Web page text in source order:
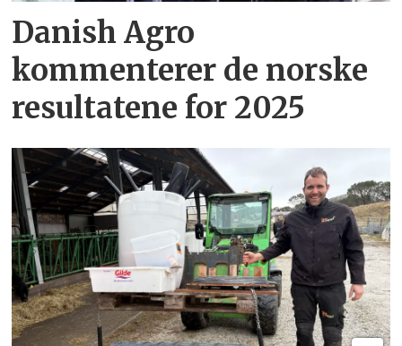
Danish Agro
kommenterer de norske
resultatene for 2025